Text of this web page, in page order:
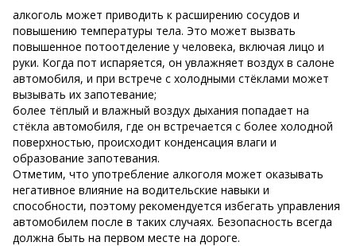
алкоголь может приводить к расширению сосудов и
повышению температуры тела. Это может вызвать
повышенное потоотделение у человека, включая лицо и
руки. Когда пот испаряется, он увлажняет воздух в салоне
автомобиля, и при встрече с холодными стёклами может
вызывать их запотевание;
более тёплый и влажный воздух дыхания попадает на
стёкла автомобиля, где он встречается с более холодной
поверхностью, происходит конденсация влаги и
образование запотевания.
Отметим, что употребление алкоголя может оказывать
негативное влияние на водительские навыки и
способности, поэтому рекомендуется избегать управления
автомобилем после в таких случаях. Безопасность всегда
должна быть на первом месте на дороге.